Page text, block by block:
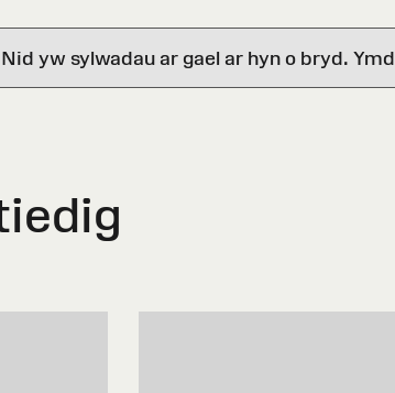
Nid yw sylwadau ar gael ar hyn o bryd.